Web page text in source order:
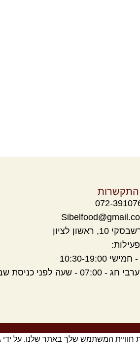
התקשרות
072-
10, ראשון לציון
10:30-19:00
- שעה לפני כניסת שבת.